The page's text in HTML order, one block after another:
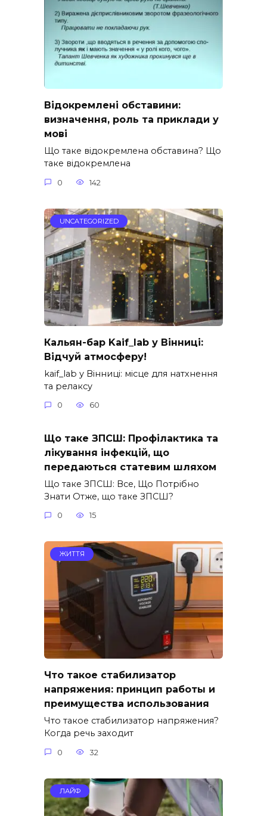
Відокремлені обставини:
визначення, роль та приклади у
мові
Що таке відокремлена обставина? Що
таке відокремлена
0 142
UNCATEGORIZED
Кальян-бар Kaif_lab у Вінниці:
Відчуй атмосферу!
kaif_lab у Вінниці: місце для натхнення
та релаксу
0 60
Що таке ЗПСШ: Профілактика та
лікування інфекцій, що
передаються статевим шляхом
Що таке ЗПСШ: Все, Що Потрібно
Знати Отже, що таке ЗПСШ?
0 15
ЖИТТЯ
Что такое стабилизатор
напряжения: принцип работы и
преимущества использования
Что такое стабилизатор напряжения?
Когда речь заходит
0 32
ЛАЙФ